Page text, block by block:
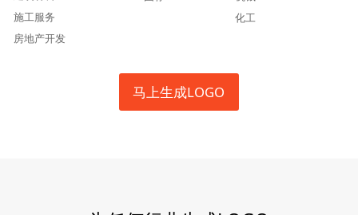
施工服务
房地产开发
化工
马上生成LOGO